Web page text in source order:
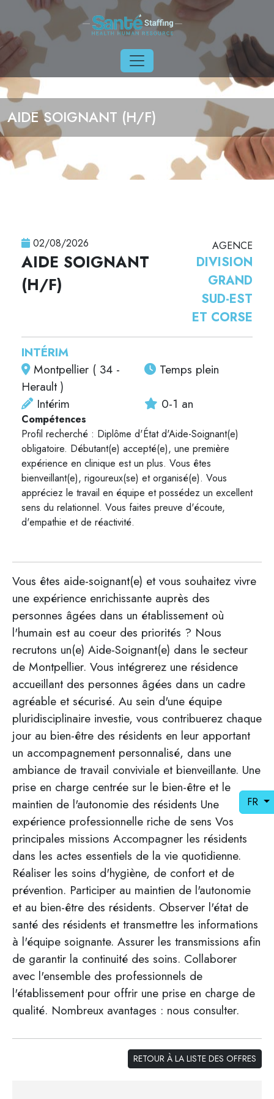
Aller au contenu principal
FR
AIDE SOIGNANT (H/F)
02/08/2026
AIDE SOIGNANT
(H/F)
AGENCE
DIVISION
GRAND
SUD-EST
ET CORSE
INTÉRIM
Montpellier ( 34 -
Herault )
Temps plein
Intérim
0-1 an
Compétences
Profil recherché : Diplôme d'État d'Aide-Soignant(e)
obligatoire. Débutant(e) accepté(e), une première
expérience en clinique est un plus. Vous êtes
bienveillant(e), rigoureux(se) et organisé(e). Vous
appréciez le travail en équipe et possédez un excellent
sens du relationnel. Vous faites preuve d'écoute,
d'empathie et de réactivité.
Vous êtes aide-soignant(e) et vous souhaitez vivre
une expérience enrichissante auprès des
personnes âgées dans un établissement où
l'humain est au coeur des priorités ? Nous
recrutons un(e) Aide-Soignant(e) dans le secteur
de Montpellier. Vous intégrerez une résidence
accueillant des personnes âgées dans un cadre
agréable et sécurisé. Au sein d'une équipe
pluridisciplinaire investie, vous contribuerez chaque
jour au bien-être des résidents en leur apportant
un accompagnement personnalisé, dans une
ambiance de travail conviviale et bienveillante. Une
prise en charge centrée sur le bien-être et le
maintien de l'autonomie des résidents Une
expérience professionnelle riche de sens Vos
principales missions Accompagner les résidents
dans les actes essentiels de la vie quotidienne.
Réaliser les soins d'hygiène, de confort et de
prévention. Participer au maintien de l'autonomie
et au bien-être des résidents. Observer l'état de
santé des résidents et transmettre les informations
à l'équipe soignante. Assurer les transmissions afin
de garantir la continuité des soins. Collaborer
avec l'ensemble des professionnels de
l'établissement pour offrir une prise en charge de
qualité. Nombreux avantages : nous consulter.
RETOUR À LA LISTE DES OFFRES